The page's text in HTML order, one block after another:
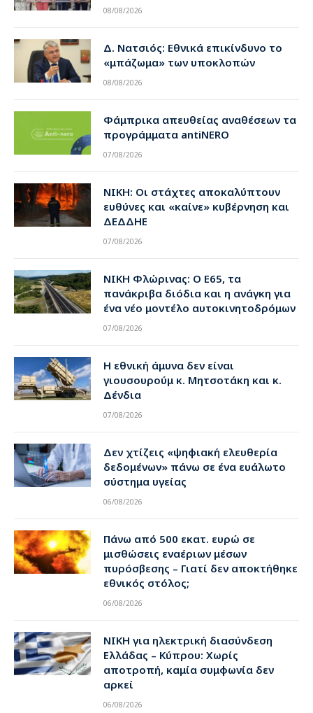
08/08/2026
Δ. Νατσιός: Εθνικά επικίνδυνο το
«μπάζωμα» των υποκλοπών
08/08/2026
Φάμπρικα απευθείας αναθέσεων τα
προγράμματα antiNERO
07/08/2026
ΝΙΚΗ: Οι στάχτες αποκαλύπτουν
ευθύνες και «καίνε» κυβέρνηση και
ΔΕΔΔΗΕ
07/08/2026
ΝΙΚΗ Φλώρινας: Ο Ε65, τα
πανάκριβα διόδια και η ανάγκη για
ένα νέο μοντέλο αυτοκινητοδρόμων
07/08/2026
Η εθνική άμυνα δεν είναι
γιουσουρούμ κ. Μητσοτάκη και κ.
Δένδια
07/08/2026
Δεν χτίζεις «ψηφιακή ελευθερία
δεδομένων» πάνω σε ένα ευάλωτο
σύστημα υγείας
06/08/2026
Πάνω από 500 εκατ. ευρώ σε
μισθώσεις εναέριων μέσων
πυρόσβεσης – Γιατί δεν αποκτήθηκε
εθνικός στόλος;
06/08/2026
ΝΙΚΗ για ηλεκτρική διασύνδεση
Ελλάδας – Κύπρου: Χωρίς
αποτροπή, καμία συμφωνία δεν
αρκεί
06/08/2026